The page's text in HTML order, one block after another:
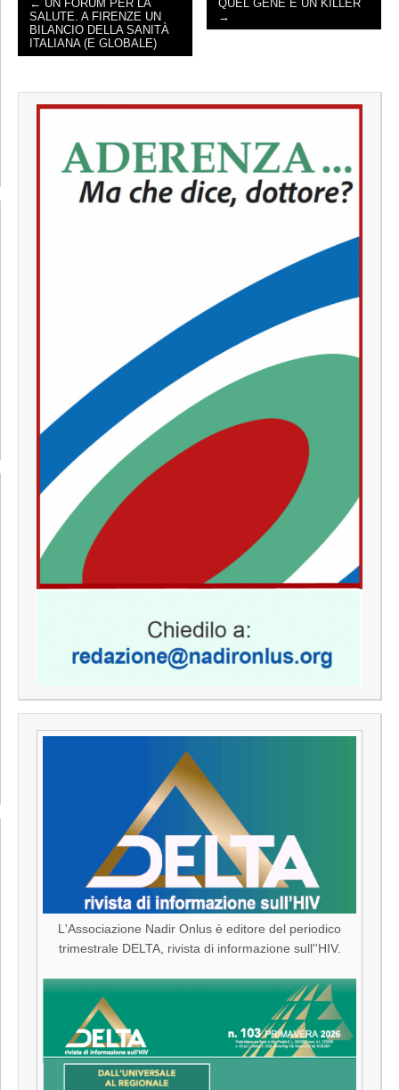
POST NAVIGATION
← UN FORUM PER LA
SALUTE. A FIRENZE UN
BILANCIO DELLA SANITÀ
ITALIANA (E GLOBALE)
QUEL GENE È UN KILLER
→
L'Associazione Nadir Onlus è editore del periodico
trimestrale DELTA, rivista di informazione sull''HIV.